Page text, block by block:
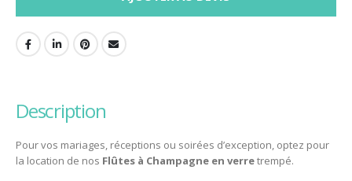
description
Pour vos mariages, réceptions ou soirées d’exception, optez pour
la location de nos Flûtes à Champagne en verretrempé.